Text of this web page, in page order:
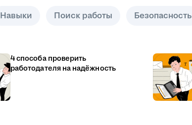
Навыки Поиск работы Безопасность
4 способа проверить
работодателя на надёжность